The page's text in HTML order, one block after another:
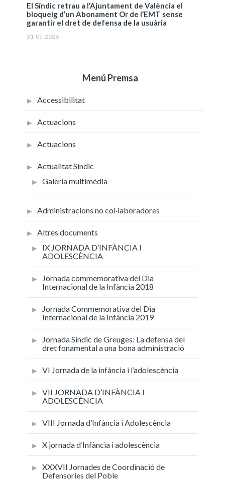
El Síndic retrau a l’Ajuntament de València el
bloqueig d’un Abonament Or de l’EMT sense
garantir el dret de defensa de la usuària
31-07-2026
Menú Premsa
Accessibilitat
Actuacions
Actuacions
Actualitat Síndic
Galeria multimèdia
Administracions no col·laboradores
Altres documents
IX JORNADA D’INFÀNCIA I
ADOLESCÈNCIA
Jornada commemorativa del Dia
Internacional de la Infància 2018
Jornada Commemorativa del Dia
Internacional de la Infància 2019
Jornada Síndic de Greuges: La defensa del
dret fonamental a una bona administració
VI Jornada de la infància i l’adolescència
VII JORNADA D’INFÀNCIA I
ADOLESCÈNCIA
VIII Jornada d’Infància i Adolescència
X jornada d’Infància i adolescència
XXXVII Jornades de Coordinació de
Defensories del Poble